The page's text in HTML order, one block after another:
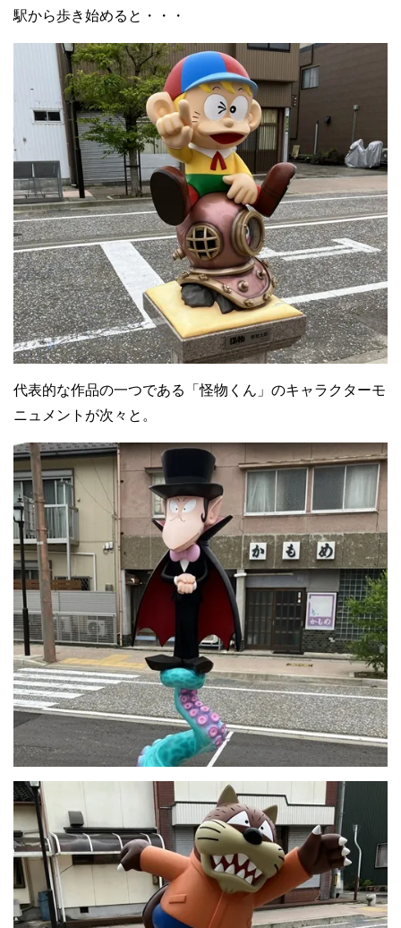
駅から歩き始めると・・・
代表的な作品の一つである「怪物くん」のキャラクターモ
ニュメントが次々と。